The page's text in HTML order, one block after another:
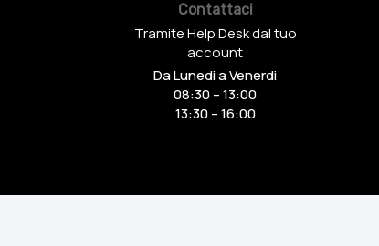
Contattaci
Tramite Help Desk dal tuo
account
Da Lunedi a Venerdi
08:30 – 13:00
13:30 – 16:00